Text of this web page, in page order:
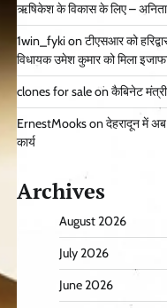
ऋषिकेश के विकास के लिए – अनिता
1win_fykionटीएसआर को
विधायक उमेश कुमार को मिला
clones for saleonकैबिनेट
ErnestMooksonदेहरादून में अब
कार्य
Archives
August 2026
July 2026
June 2026